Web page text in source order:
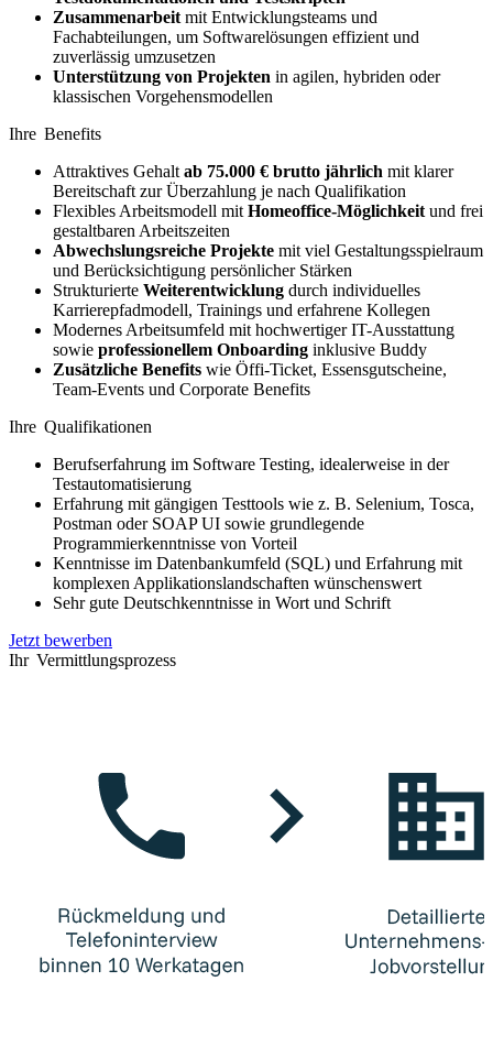
Zusammenarbeit mit Entwicklungsteams und
Fachabteilungen, um Softwarelösungen effizient und
zuverlässig umzusetzen
Unterstützung von Projekten in agilen, hybriden oder
klassischen Vorgehensmodellen
Ihre Benefits
Attraktives Gehalt ab 75.000 € brutto jährlich mit klarer
Bereitschaft zur Überzahlung je nach Qualifikation
Flexibles Arbeitsmodell mit Homeoffice-Möglichkeit und frei
gestaltbaren Arbeitszeiten
Abwechslungsreiche Projekte mit viel Gestaltungsspielraum
und Berücksichtigung persönlicher Stärken
Strukturierte Weiterentwicklung durch individuelles
Karrierepfadmodell, Trainings und erfahrene Kollegen
Modernes Arbeitsumfeld mit hochwertiger IT-Ausstattung
sowie professionellem Onboarding inklusive Buddy
Zusätzliche Benefits wie Öffi-Ticket, Essensgutscheine,
Team-Events und Corporate Benefits
Ihre Qualifikationen
Berufserfahrung im Software Testing, idealerweise in der
Testautomatisierung
Erfahrung mit gängigen Testtools wie z. B. Selenium, Tosca,
Postman oder SOAP UI sowie grundlegende
Programmierkenntnisse von Vorteil
Kenntnisse im Datenbankumfeld (SQL) und Erfahrung mit
komplexen Applikationslandschaften wünschenswert
Sehr gute Deutschkenntnisse in Wort und Schrift
Jetzt bewerben
Ihr Vermittlungsprozess